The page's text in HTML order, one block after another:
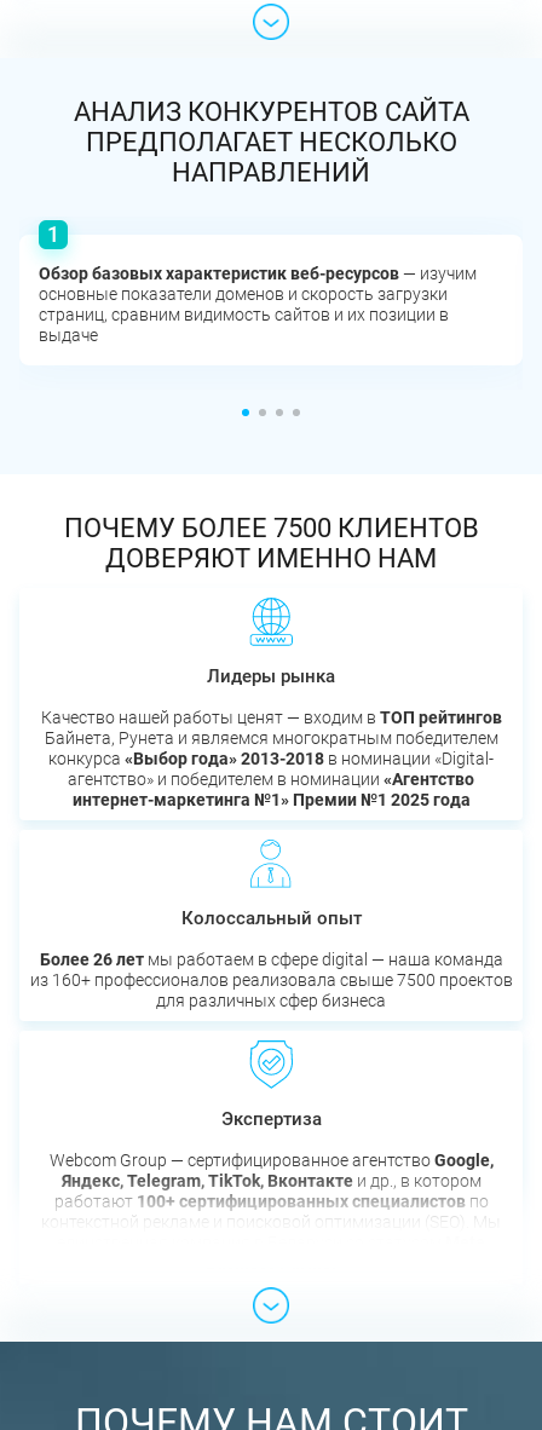
АНАЛИЗ КОНКУРЕНТОВ САЙТА
ПРЕДПОЛАГАЕТ НЕСКОЛЬКО
НАПРАВЛЕНИЙ
Обзор базовых характеристик веб-ресурсов— изучим
основные показатели доменов и скорость загрузки
страниц, сравним видимость сайтов и их позиции в
выдаче
ПОЧЕМУ БОЛЕЕ 7500 КЛИЕНТОВ
ДОВЕРЯЮТ ИМЕННО НАМ
Лидеры рынка
Качество нашей работы ценят — входим в ТОП рейтингов
Байнета, Рунета и являемся многократным победителем
конкурса «Выбор года» 2013-2018 в номинации «Digital-
агентство» и победителем в номинации «Агентство
интернет-маркетинга №1» Премии №1 2025 года
Колоссальный опыт
Более 26 летмы работаем в сфере digital — наша команда
из 160+ профессионалов реализовала свыше 7500 проектов
для различных сфер бизнеса
Экспертиза
Webcom Group — сертифицированное агентствоGoogle,
Яндекс, Telegram, TikTok, Вконтактеи др., в котором
работают 100+ сертифицированных специалистовпо
контекстной рекламе и поисковой оптимизации (SEO). Мы